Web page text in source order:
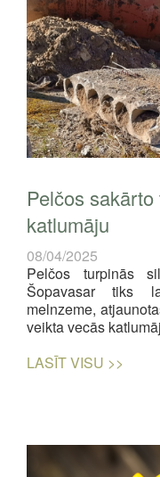
Pelčos
katlumāju
08/04/2025
Pelčos turpinās
Šopavasar tiks
melnzeme,
veikta vecās
LASĪT VISU >>